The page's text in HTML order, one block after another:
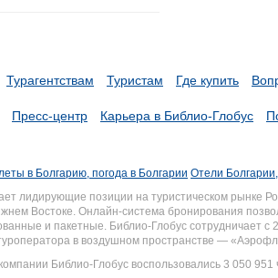
Турагентствам Туристам Где купить
Пресс-центр Карьера в Библио-Глобус
в Болгарию, погода в Болгарии Отели
лидирующие позиции на туристическом рынке
Востоке. Онлайн-система бронирования
и пакетные. Библио-Глобус сотрудничает
в воздушном пространстве —
Библио-Глобус воспользовались 3 050 951